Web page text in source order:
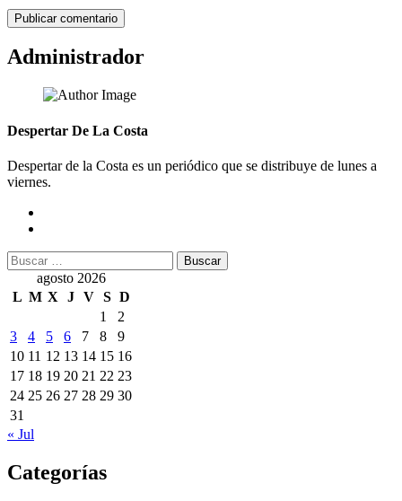
Administrador
Despertar De La Costa
Despertar de la Costa es un periódico que se distribuye de lunes a
viernes.
Buscar:
agosto 2026
L M X J V S D
1
2
3
4 5 6 7 8
9
10 11 12 13 14 15 16
17 18 19 20 21 22 23
24 25 26 27 28 29 30
31
« Jul
Categorías